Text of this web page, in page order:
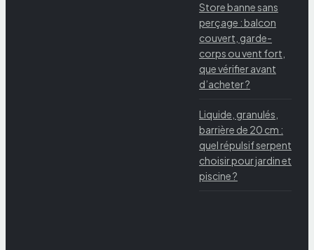
Store banne sans
perçage : balcon
couvert, garde-
corps ou vent fort,
que vérifier avant
d’acheter ?
Liquide, granulés,
barrière de 20 cm :
quel répulsif serpent
choisir pour jardin et
piscine ?